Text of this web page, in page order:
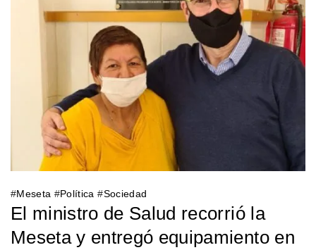
#Meseta #Política #Sociedad
El ministro de Salud recorrió la
Meseta y entregó equipamiento en